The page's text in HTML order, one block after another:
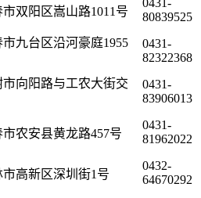
市双阳区嵩山路1011号
80839525
市九台区沿河豪庭1955
0431-
82322368
市向阳路与工农大街交
0431-
83906013
市农安县黄龙路457号
0431-
81962022
市高新区深圳街1号
0432-
64670292